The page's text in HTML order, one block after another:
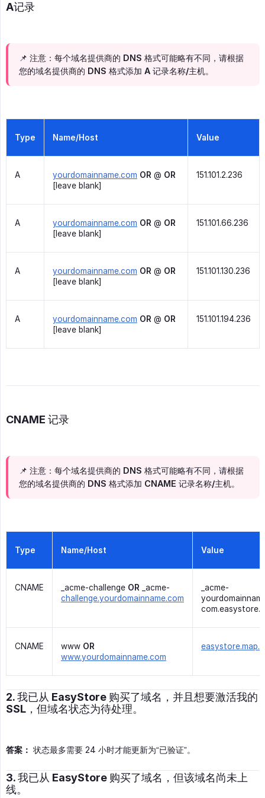
A记录
📌 注意：每个域名提供商的 DNS 格式可能略有不同，请根据
您的域名提供商的 DNS 格式添加 A 记录名称/主机。
Type Name/Host Value
A yourdomainname.com OR @ OR
[leave blank]
151.101.2.236
A yourdomainname.com OR @ OR
[leave blank]
151.101.66.236
A yourdomainname.com OR @ OR
[leave blank]
151.101.130.236
A yourdomainname.com OR @ OR
[leave blank]
151.101.194.236
CNAME 记录
📌 注意：每个域名提供商的 DNS 格式可能略有不同，请根据
您的域名提供商的 DNS 格式添加 CNAME 记录名称/主机。
Type Name/Host Value
CNAME _acme-challenge OR _acme-
challenge.yourdomainname.com
_acme-
CNAME www OR
www.yourdomainname.com
2. 我已从 EasyStore 购买了域名，并且想要激活我的
SSL，但域名状态为待处理。
答案： 状态最多需要 24 小时才能更新为“已验证”。
3. 我已从 EasyStore 购买了域名，但该域名尚未上
线。